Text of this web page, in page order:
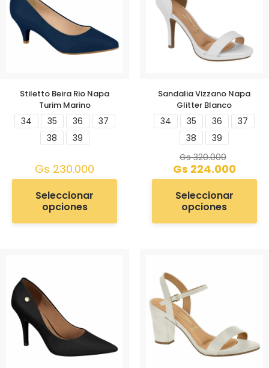
Stiletto Beira Rio Napa
Turim Marino
34 35 36
37
38
39
Gs 230.000
Seleccionar
opciones
Sandalia Vizzano Napa
Glitter Blanco
34 35 36
37
38
39
Gs320.000
Gs 224.000
Seleccionar
opciones